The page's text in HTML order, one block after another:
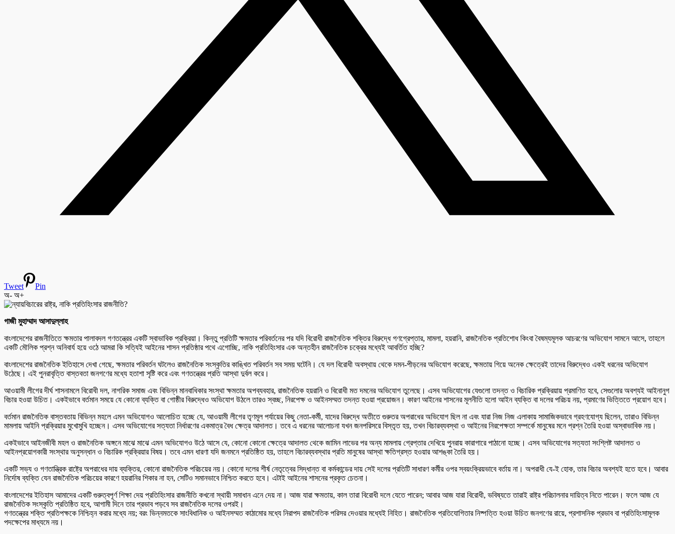
Tweet
Pin
অ- অ+
‎গাজী মুহাম্মাদ আসাদুল্লাহ
‎‎বাংলাদেশের রাজনীতিতে ক্ষমতার পালাবদল গণতন্ত্রের একটি স্বাভাবিক প্রক্রিয়া। কিন্তু প্রতিটি ক্ষমতার পরিবর্তনের পর যদি বিরোধী রাজনৈতিক শক্তির বিরুদ্ধে গণগ্রেপ্তার, মামলা, হয়রানি, রাজনৈতিক প্রতিশোধ কিংবা বৈষম্যমূলক আচরণের অভিযোগ সামনে আসে, তাহলে
একটি মৌলিক প্রশ্ন অনিবার্য হয়ে ওঠে আমরা কি সত্যিই আইনের শাসন প্রতিষ্ঠার পথে এগোচ্ছি, নাকি প্রতিহিংসার এক অন্তহীন রাজনৈতিক চক্রের মধ্যেই আবর্তিত হচ্ছি?
‎বাংলাদেশের রাজনৈতিক ইতিহাসে দেখা গেছে, ক্ষমতার পরিবর্তন ঘটলেও রাজনৈতিক সংস্কৃতির কাঙ্খিত পরিবর্তন সব সময় ঘটেনি। যে দল বিরোধী অবস্থায় থেকে দমন-পীড়নের অভিযোগ করেছে, ক্ষমতায় গিয়ে অনেক ক্ষেত্রেই তাদের বিরুদ্ধেও একই ধরনের অভিযোগ
উঠেছে। এই পুনরাবৃত্তি বাস্তবতা জনগণের মধ্যে হতাশা সৃষ্টি করে এবং গণতন্ত্রের প্রতি আস্থা দুর্বল করে।
‎আওয়ামী লীগের দীর্ঘ শাসনামলে বিরোধী দল, নাগরিক সমাজ এবং বিভিন্ন মানবাধিকার সংস্থা ক্ষমতার অপব্যবহার, রাজনৈতিক হয়রানি ও বিরোধী মত দমনের অভিযোগ তুলেছে। এসব অভিযোগের যেগুলো তদন্ত ও বিচারিক প্রক্রিয়ায় প্রমাণিত হবে, সেগুলোর অবশ্যই আইনানুগ
বিচার হওয়া উচিত। একইভাবে বর্তমান সময়ে যে কোনো ব্যক্তি বা গোষ্ঠীর বিরুদ্ধেও অভিযোগ উঠলে তারও স্বচ্ছ, নিরপেক্ষ ও আইনসম্মত তদন্ত হওয়া প্রয়োজন। কারণ আইনের শাসনের মূলনীতি হলো আইন ব্যক্তি বা দলের পরিচয় নয়, প্রমাণের ভিত্তিতে প্রয়োগ হবে।
‎বর্তমান রাজনৈতিক বাস্তবতায় বিভিন্ন মহলে এমন অভিযোগও আলোচিত হচ্ছে যে, আওয়ামী লীগের তৃণমূল পর্যায়ের কিছু নেতা-কর্মী, যাদের বিরুদ্ধে অতীতে গুরুতর অপরাধের অভিযোগ ছিল না এবং যারা নিজ নিজ এলাকায় সামাজিকভাবে গ্রহণযোগ্য ছিলেন, তারাও বিভিন্ন
মামলায় আইনি প্রক্রিয়ার মুখোমুখি হচ্ছেন। এসব অভিযোগের সত্যতা নির্ধারণের একমাত্র বৈধ ক্ষেত্র আদালত। তবে এ ধরনের আলোচনা যখন জনপরিসরে বিস্তৃত হয়, তখন বিচারব্যবস্থা ও আইনের নিরপেক্ষতা সম্পর্কে মানুষের মনে প্রশ্ন তৈরি হওয়া অস্বাভাবিক নয়।
‎একইভাবে আইনজীবী মহল ও রাজনৈতিক অঙ্গনে মাঝে মাঝে এমন অভিযোগও উঠে আসে যে, কোনো কোনো ক্ষেত্রে আদালত থেকে জামিন লাভের পর অন্য মামলায় গ্রেপ্তার দেখিয়ে পুনরায় কারাগারে পাঠানো হচ্ছে। এসব অভিযোগের সত্যতা সংশ্লিষ্ট আদালত ও
আইনপ্রয়োগকারী সংস্থার অনুসন্ধান ও বিচারিক প্রক্রিয়ার বিষয়। তবে এমন ধারণা যদি জনমনে প্রতিষ্ঠিত হয়, তাহলে বিচারব্যবস্থার প্রতি মানুষের আস্থা ক্ষতিগ্রস্ত হওয়ার আশঙ্কা তৈরি হয়।
‎একটি সভ্য ও গণতান্ত্রিক রাষ্ট্রে অপরাধের দায় ব্যক্তির, কোনো রাজনৈতিক পরিচয়ের নয়। কোনো দলের শীর্ষ নেতৃত্বের সিদ্ধান্ত বা কর্মকান্ডের দায় সেই দলের প্রতিটি সাধারণ কর্মীর ওপর স্বয়ংক্রিয়ভাবে বর্তায় না। অপরাধী যে-ই হোক, তার বিচার অবশ্যই হতে হবে। আবার
নির্দোষ ব্যক্তি যেন রাজনৈতিক পরিচয়ের কারণে হয়রানির শিকার না হন, সেটিও সমানভাবে নিশ্চিত করতে হবে। এটাই আইনের শাসনের প্রকৃত চেতনা।
‎বাংলাদেশের ইতিহাস আমাদের একটি গুরুত্বপূর্ণ শিক্ষা দেয় প্রতিহিংসার রাজনীতি কখনো স্থায়ী সমাধান এনে দেয় না। আজ যারা ক্ষমতায়, কাল তারা বিরোধী দলে যেতে পারেন; আবার আজ যারা বিরোধী, ভবিষ্যতে তারাই রাষ্ট্র পরিচালনার দায়িত্ব নিতে পারেন। ফলে আজ যে
রাজনৈতিক সংস্কৃতি প্রতিষ্ঠিত হবে, আগামী দিনে তার প্রভাব পড়বে সব রাজনৈতিক দলের ওপরই।
‎গণতন্ত্রের শক্তি প্রতিপক্ষকে নিশ্চিহ্ন করার মধ্যে নয়; বরং ভিন্নমতকে সাংবিধানিক ও আইনসম্মত কাঠামোর মধ্যে নিরাপদ রাজনৈতিক পরিসর দেওয়ার মধ্যেই নিহিত। রাজনৈতিক প্রতিযোগিতার নিষ্পত্তি হওয়া উচিত জনগণের রায়ে, প্রশাসনিক প্রভাব বা প্রতিহিংসামূলক
পদক্ষেপের মাধ্যমে নয়।